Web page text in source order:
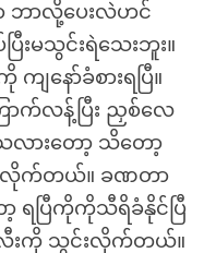
ဘာလို့ပေးလဲဟင်
းမသွင်းရဲသေးဘူး။
နော်ခံစားရပြီ။
က်လန့်ပြီး ညှစ်လေ
လားတော့ သိတော့
စို့လိုက်တယ်။ ခဏတာ
ာ့ ရပြီကိုကိုသီရိခံနိုင်ပြီ
လီးကို သွင်းလိုက်တယ်။